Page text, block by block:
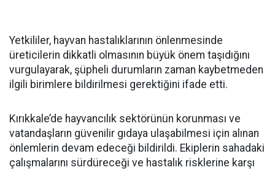
Yetkililer, hayvan hastalıklarının önlenmesinde
üreticilerin dikkatli olmasının büyük önem taşıdığını
vurgulayarak, şüpheli durumların zaman kaybetmeden
ilgili birimlere bildirilmesi gerektiğini ifade etti.
Kırıkkale’de hayvancılık sektörünün korunması ve
vatandaşların güvenilir gıdaya ulaşabilmesi için alınan
önlemlerin devam edeceği bildirildi. Ekiplerin sahadaki
çalışmalarını sürdüreceği ve hastalık risklerine karşı